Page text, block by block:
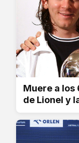
Muere a los
de Lionel y